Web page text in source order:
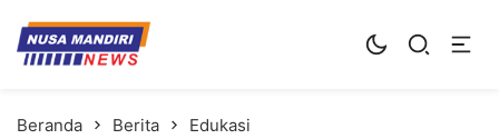
Kampus Digital Bisnis
Universitas Nusa Mandiri
Beranda Berita Edukasi